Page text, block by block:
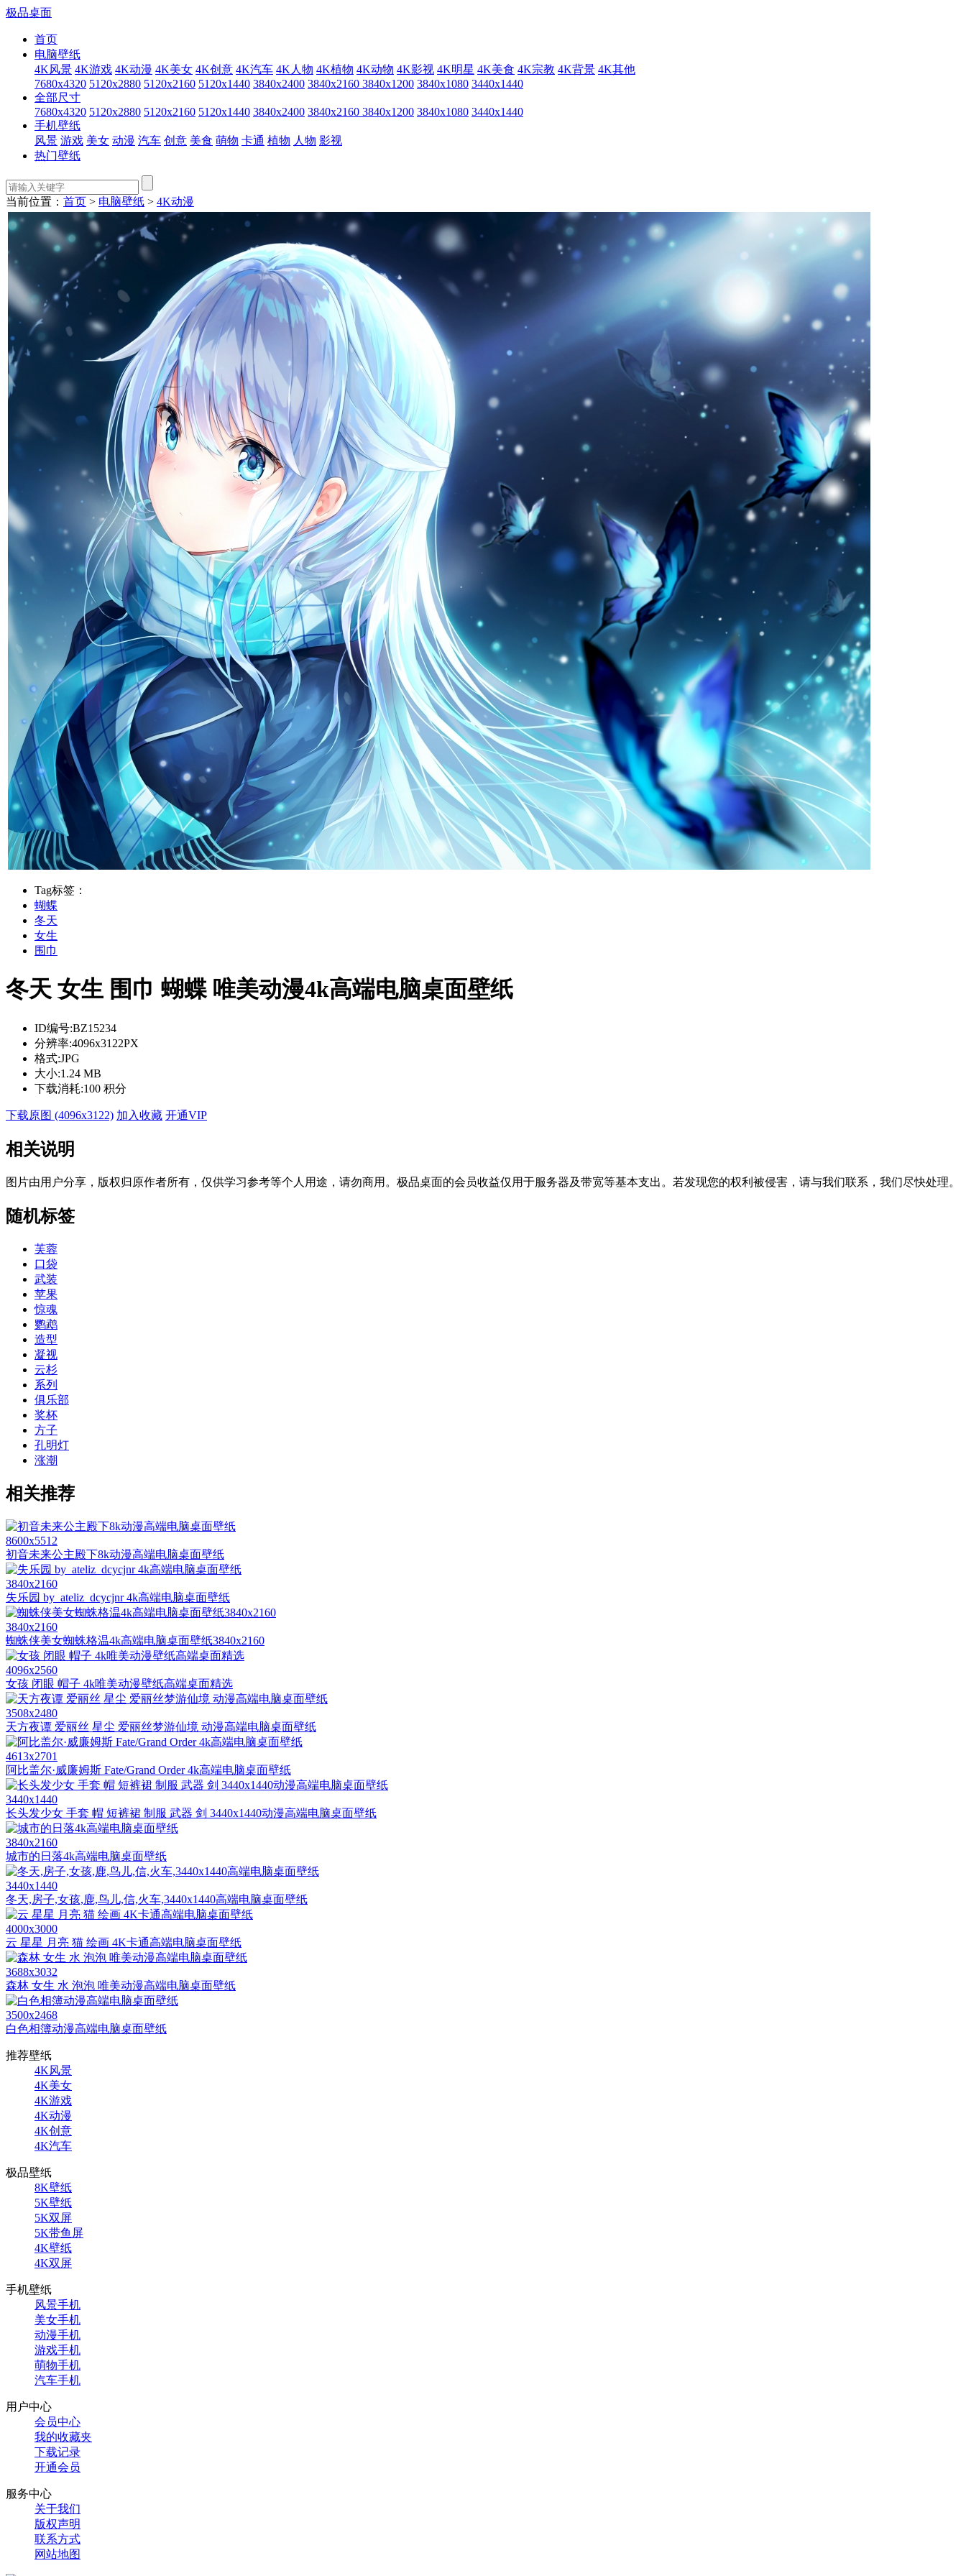
极品桌面
首页
电脑壁纸
4K风景 4K游戏 4K动漫 4K美女 4K创意 4K汽车 4K人物 4K植物 4K动物 4K影视 4K明星 4K美食 4K宗教 4K背景 4K其他
7680x4320 5120x2880 5120x2160 5120x1440 3840x2400 3840x2160 3840x1200 3840x1080 3440x1440
全部尺寸
7680x4320 5120x2880 5120x2160 5120x1440 3840x2400 3840x2160 3840x1200 3840x1080 3440x1440
手机壁纸
风景 游戏 美女 动漫 汽车 创意 美食 萌物 卡通 植物 人物 影视
热门壁纸
当前位置： 首页 > 电脑壁纸 > 4K动漫
Tag标签：
蝴蝶
冬天
女生
围巾
冬天 女生 围巾 蝴蝶 唯美动漫4k高端电脑桌面壁纸
ID编号:BZ15234
分辨率:4096x3122PX
格式:JPG
大小:1.24 MB
下载消耗:100 积分
下载原图 (4096x3122) 加入收藏 开通VIP
相关说明
图片由用户分享，版权归原作者所有，仅供学习参考等个人用途，请勿商用。极品桌面的会员收益仅用于服务器及带宽等基本支出。若发现您的权利被侵害，请与我们联系，我们尽快处理。
随机标签
芙蓉
口袋
武装
苹果
惊魂
鹦鹉
造型
凝视
云杉
系列
俱乐部
奖杯
方子
孔明灯
涨潮
相关推荐
8600x5512
初音未来公主殿下8k动漫高端电脑桌面壁纸
3840x2160
失乐园 by_ateliz_dcycjnr 4k高端电脑桌面壁纸
3840x2160
蜘蛛侠美女蜘蛛格温4k高端电脑桌面壁纸3840x2160
4096x2560
女孩 闭眼 帽子 4k唯美动漫壁纸高端桌面精选
3508x2480
天方夜谭 爱丽丝 星尘 爱丽丝梦游仙境 动漫高端电脑桌面壁纸
4613x2701
阿比盖尔·威廉姆斯 Fate/Grand Order 4k高端电脑桌面壁纸
3440x1440
长头发少女 手套 帽 短裤裙 制服 武器 剑 3440x1440动漫高端电脑桌面壁纸
3840x2160
城市的日落4k高端电脑桌面壁纸
3440x1440
冬天,房子,女孩,鹿,鸟儿,信,火车,3440x1440高端电脑桌面壁纸
4000x3000
云 星星 月亮 猫 绘画 4K卡通高端电脑桌面壁纸
3688x3032
森林 女生 水 泡泡 唯美动漫高端电脑桌面壁纸
3500x2468
白色相簿动漫高端电脑桌面壁纸
推荐壁纸
4K风景
4K美女
4K游戏
4K动漫
4K创意
4K汽车
极品壁纸
8K壁纸
5K壁纸
5K双屏
5K带鱼屏
4K壁纸
4K双屏
手机壁纸
风景手机
美女手机
动漫手机
游戏手机
萌物手机
汽车手机
用户中心
会员中心
我的收藏夹
下载记录
开通会员
服务中心
关于我们
版权声明
联系方式
网站地图